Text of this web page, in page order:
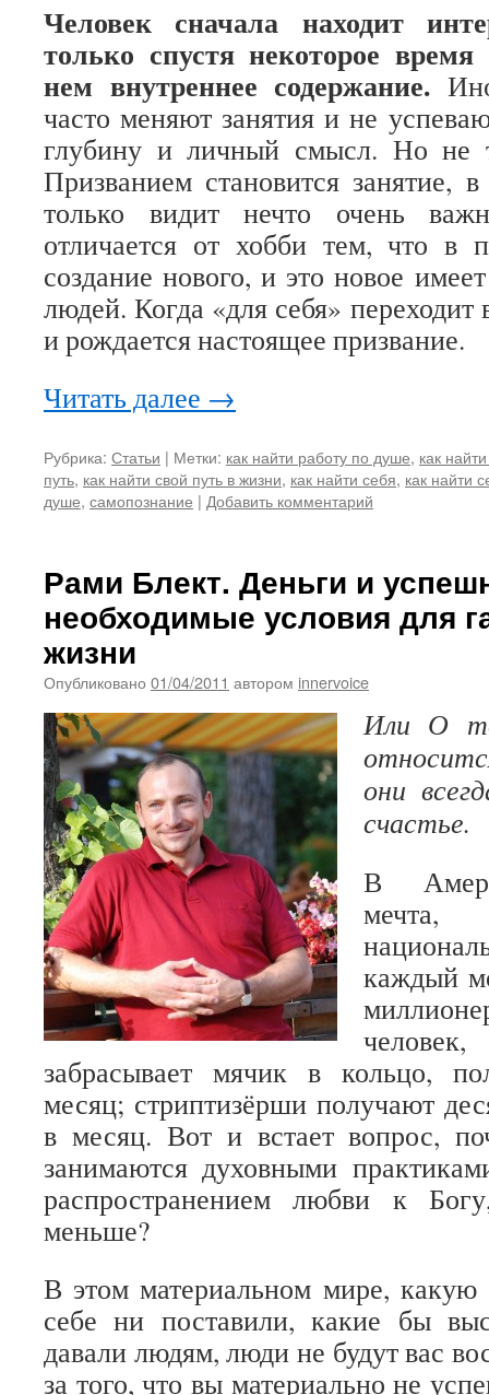
Человек сначала находит
только спустя некоторое
нем внутреннее содержание.
часто меняют занятия и не
глубину и личный смысл. Но не
Призванием становится занятие,
только видит нечто очень
отличается от хобби тем, что в
создание нового, и это новое
людей. Когда «для себя» переходит
и рождается настоящее призвание.
Читать далее →
Рубрика: Статьи | Метки: как найти работу по душе, как
путь, как найти свой путь в жизни, как найти себя, как найти
душе, самопознание | Добавить комментарий
Рами Блект. Деньги и
необходимые условия для
жизни
Опубликовано 01/04/2011 автором innervoice
Или О
они
счастье.
В
каждый
забрасывает мячик в кольцо,
месяц; стриптизёрши получают
в месяц. Вот и встает вопрос,
занимаются духовными
распространением любви к
меньше?
В этом материальном мире,
себе ни поставили, какие бы
давали людям, люди не будут вас
за того, что вы материально не